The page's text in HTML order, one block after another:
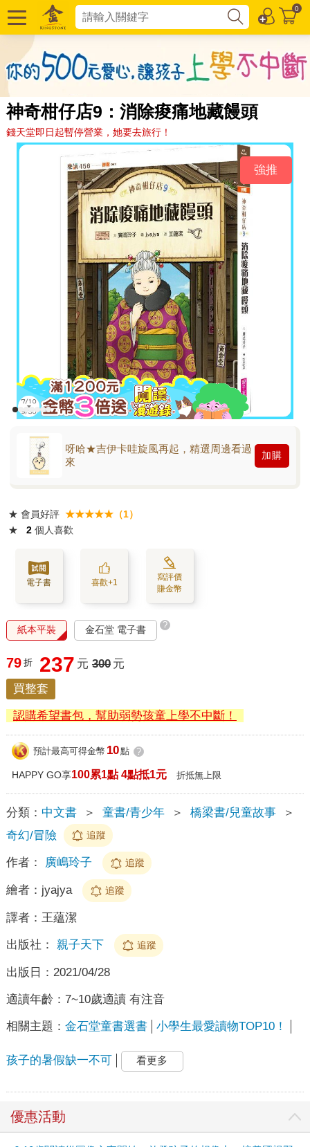
0
神奇柑仔店9：消除痠痛地藏饅頭
錢天堂即日起暫停營業，她要去旅行！
強推
呀哈★吉伊卡哇旋風再起，精選周邊看過
來
加購
★ 會員好評 ★★★★★（1）
★
2 個人喜歡
電子書 喜歡+1
寫評價
賺金幣
紙本平裝 金石堂 電子書 ?
79 折 237 元 300 元
買整套
認購希望書包，幫助弱勢孩童上學不中斷！
預計最高可得金幣 10點 ?
HAPPY GO享100累1點 4點抵1元 折抵無上限
分類： 中文書 ＞ 童書/青少年 ＞ 橋梁書/兒童故事
＞
奇幻/冒險
追蹤
作者： 廣嶋玲子 追蹤
繪者： jyajya 追蹤
譯者： 王蘊潔
出版社： 親子天下 追蹤
出版日： 2021/04/28
適讀年齡： 7~10歲適讀 有注音
相關主題： 金石堂童書選書 小學生最愛讀物TOP10！
孩子的暑假缺一不可 看更多
優惠活動